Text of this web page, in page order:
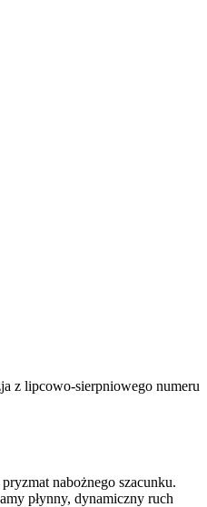
z lipcowo-sierpniowego numeru
nabożnego szacunku.
płynny, dynamiczny ruch